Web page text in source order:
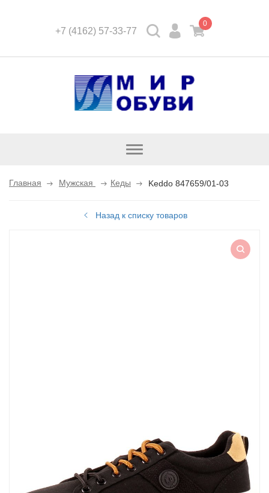
+7 (4162) 57-33-77
0
Открыть
Главная Мужская Кеды Keddo 847659/01-03
Назад к списку товаров